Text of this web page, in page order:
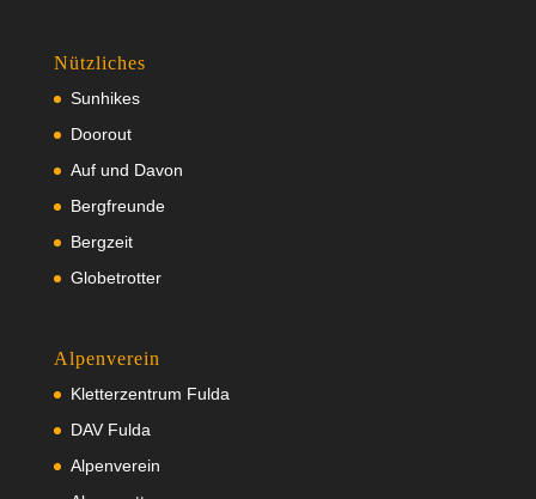
Nützliches
Sunhikes
Doorout
Auf und Davon
Bergfreunde
Bergzeit
Globetrotter
Alpenverein
Kletterzentrum Fulda
DAV Fulda
Alpenverein